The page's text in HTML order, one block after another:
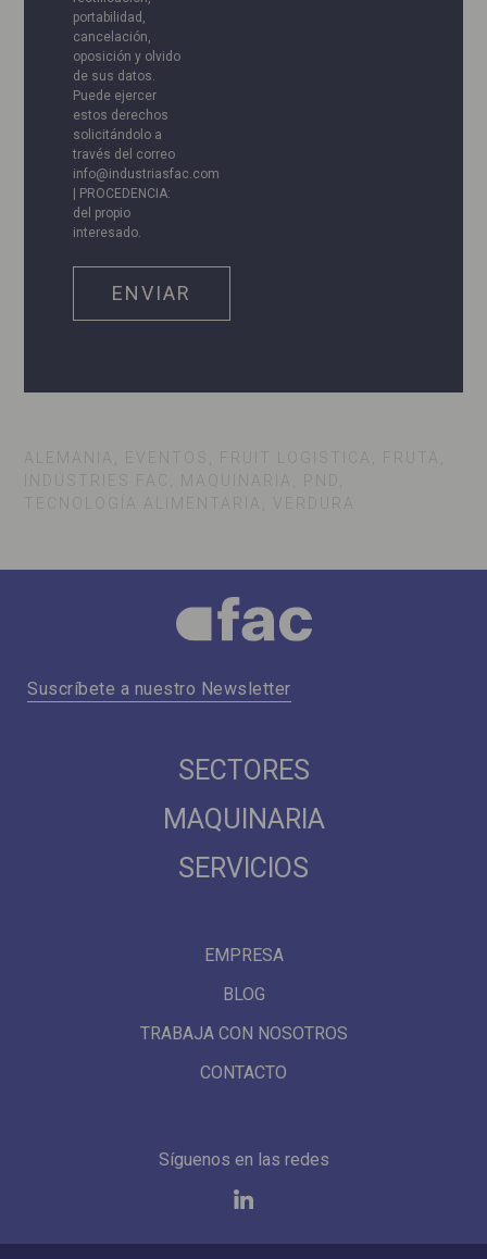
portabilidad,
cancelación,
oposición y olvido
de sus datos.
Puede ejercer
estos derechos
solicitándolo a
través del correo
info@industriasfac.com
| PROCEDENCIA:
del propio
interesado.
ALEMANIA, EVENTOS, FRUIT LOGISTICA, FRUTA,
INDÚSTRIES FAC, MAQUINARIA, PND,
TECNOLOGÍA ALIMENTARIA, VERDURA
Suscríbete a nuestro Newsletter
SECTORES
MAQUINARIA
SERVICIOS
EMPRESA
BLOG
TRABAJA CON NOSOTROS
CONTACTO
Síguenos en las redes